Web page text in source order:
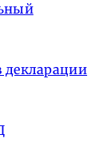
декларации